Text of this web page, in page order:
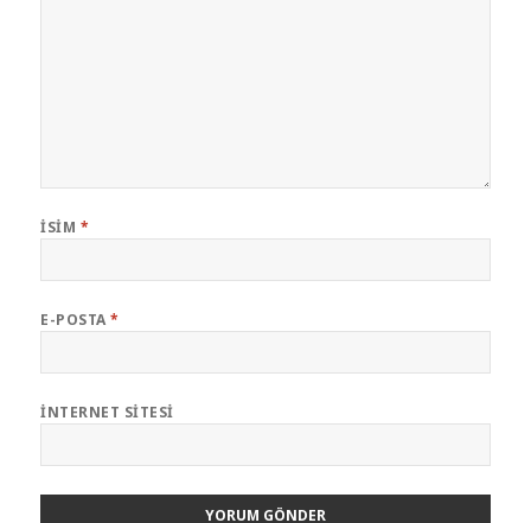
İSIM *
E-POSTA*
İNTERNET SITESI